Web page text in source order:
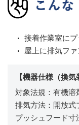
接着作業室にプ
屋上に排気ファ
【機器仕様（換
対象法規：有機溶
排気方法：開放式
プッシュフード寸